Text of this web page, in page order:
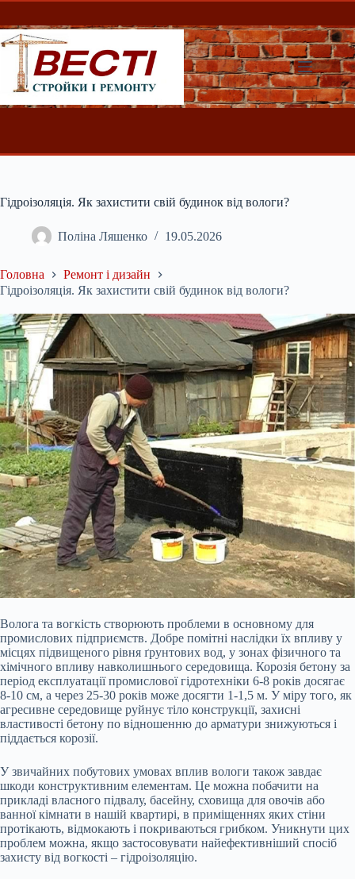
Перейти
вмісту
Гідроізоляція. Як захистити свій будинок від вологи?
Поліна Ляшенко 19.05.2026
Головна
Ремонт і дизайн
Гідроізоляція. Як захистити свій будинок від вологи?
Волога та вогкість створюють проблеми в основному для
промислових підприємств. Добре помітні наслідки їх впливу у
місцях підвищеного рівня ґрунтових вод, у зонах фізичного та
хімічного впливу навколишнього середовища. Корозія бетону за
період експлуатації промислової гідротехніки 6-8 років досягає
8-10 см, а через 25-30 років може досягти 1-1,5 м. У міру того, як
агресивне середовище руйнує тіло конструкції, захисні
властивості бетону по відношенню до арматури знижуються і
піддається корозії.
Узвичайних побутових умовах вплив вологи також завдає
шкоди конструктивним елементам. Це можна побачити на
прикладі власного підвалу, басейну, сховища для овочів або
ванної кімнати в нашій квартирі, в приміщеннях яких стіни
протікають, відмокають і покриваються грибком. Уникнути цих
проблем можна, якщо застосовувати найефективніший спосіб
захисту від вогкості – гідроізоляцію.